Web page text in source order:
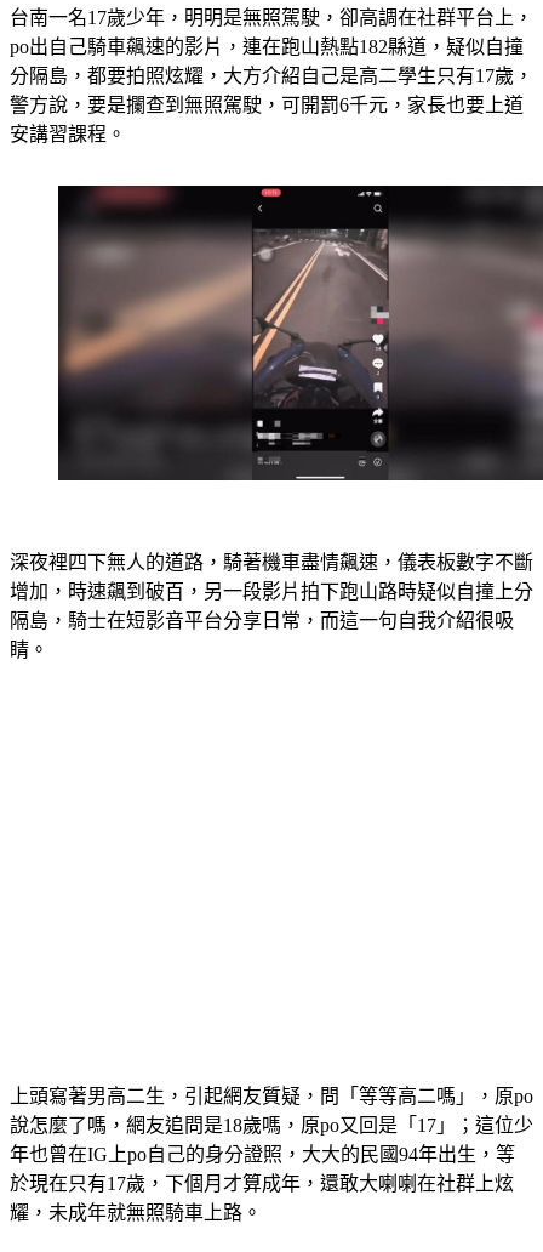
台南一名17歲少年，明明是無照駕駛，卻高調在社群平台上，
po出自己騎車飆速的影片，連在跑山熱點182縣道，疑似自撞
分隔島，都要拍照炫耀，大方介紹自己是高二學生只有17歲，
警方說，要是攔查到無照駕駛，可開罰6千元，家長也要上道
安講習課程。
深夜裡四下無人的道路，騎著機車盡情飆速，儀表板數字不斷
增加，時速飆到破百，另一段影片拍下跑山路時疑似自撞上分
隔島，騎士在短影音平台分享日常，而這一句自我介紹很吸
睛。
上頭寫著男高二生，引起網友質疑，問「等等高二嗎」，原po
說怎麼了嗎，網友追問是18歲嗎，原po又回是「17」；這位少
年也曾在IG上po自己的身分證照，大大的民國94年出生，等
於現在只有17歲，下個月才算成年，還敢大喇喇在社群上炫
耀，未成年就無照騎車上路。